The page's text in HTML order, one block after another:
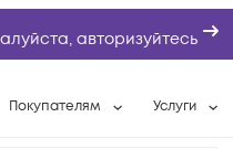
авторизуйтесь
Покупателям Услуги